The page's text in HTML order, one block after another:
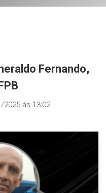
Fernando,
2025 às 13:02